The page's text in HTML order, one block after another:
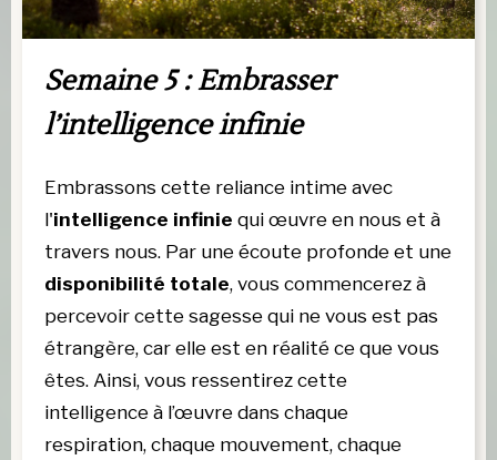
Semaine 5 : Embrasser
l’intelligence infinie
Embrassons cette reliance intime avec
l'intelligence infinie qui œuvre en nous et à
disponibilité totale, vous commencerez à
percevoir cette sagesse qui ne vous est pas
étrangère, car elle est en réalité ce que vous
êtes. Ainsi, vous ressentirez cette
intelligence à l’œuvre dans chaque
respiration, chaque mouvement, chaque